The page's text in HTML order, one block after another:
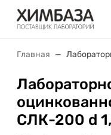
Главная
СЛК-200 d